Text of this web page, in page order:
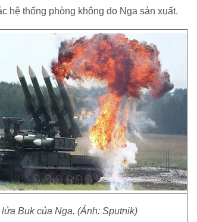
hệ thống phòng không do Nga sản xuất.
Buk của Nga. (Ảnh: Sputnik)